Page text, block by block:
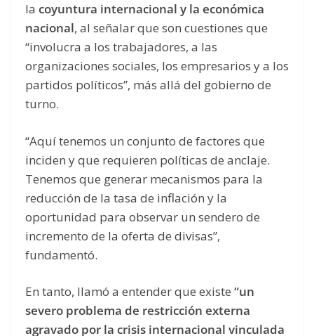
la coyuntura internacional y la económica
nacional, al señalar que son cuestiones que
“involucra a los trabajadores, a las
organizaciones sociales, los empresarios y a los
partidos políticos”, más allá del gobierno de
turno.
“Aquí tenemos un conjunto de factores que
inciden y que requieren políticas de anclaje.
Tenemos que generar mecanismos para la
reducción de la tasa de inflación y la
oportunidad para observar un sendero de
incremento de la oferta de divisas”,
fundamentó.
En tanto, llamó a entender que existe “un
severo problema de restricción externa
agravado por la crisis internacional vinculada